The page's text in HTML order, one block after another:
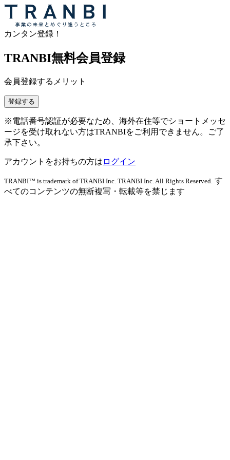
カンタン登録！
TRANBI無料会員登録
会員登録するメリット
登録する
※電話番号認証が必要なため、海外在住等でショートメッセ
ージを受け取れない方はTRANBIをご利用できません。ご了
承下さい。
アカウントをお持ちの方は ログイン
TRANBI™ is trademark of TRANBI Inc. TRANBI Inc. All Rights Reserved. す
べてのコンテンツの無断複写・転載等を禁じます